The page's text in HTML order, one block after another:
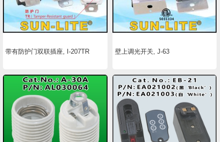
带有防护门双联插座, I-207TR 壁上调光开关, J-63